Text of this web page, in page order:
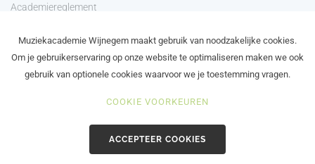
Academiereglement
Muziekacademie Wijnegem maakt gebruik van noodzakelijke cookies.
Om je gebruikerservaring op onze website te optimaliseren maken we ook
gebruik van optionele cookies waarvoor we je toestemming vragen.
COOKIE VOORKEUREN
ACCEPTEER COOKIES
©2024 Academie Wijnegem - Schilde - Zoersel